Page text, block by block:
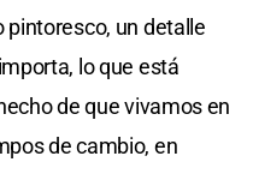
pintoresco, un detalle
lo que está
de que vivamos en
de cambio, en